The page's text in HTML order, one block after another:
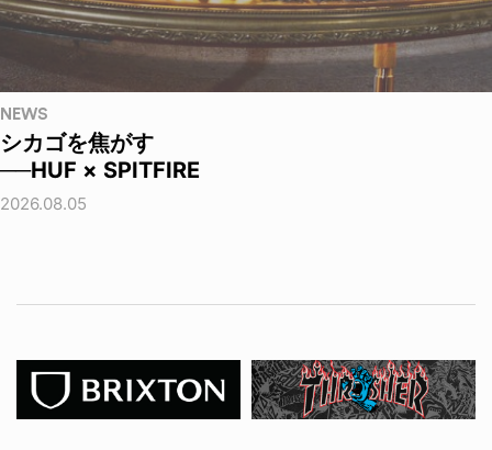
NEWS
シカゴを焦がす
──HUF × SPITFIRE
2026.08.05